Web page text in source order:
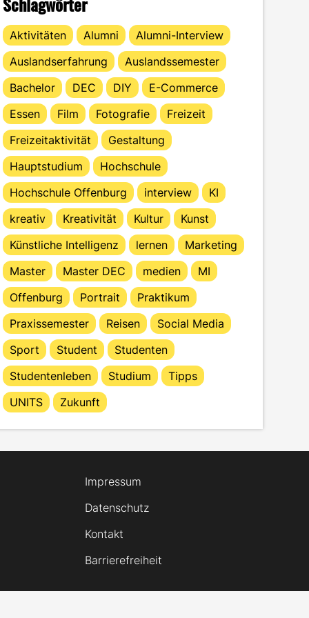
Aktivitäten Alumni
Alumni-Interview
Auslandserfahrung
Auslandssemester
Bachelor
DEC DIY
E-Commerce
Essen
Film Fotografie
Freizeit
Freizeitaktivität
Gestaltung
Hauptstudium
Hochschule
Hochschule Offenburg
interview
KI
kreativ
Kreativität Kultur
Kunst
Künstliche Intelligenz
lernen
Marketing
Master
Master DEC medien
MI
Offenburg
Portrait
Praktikum
Praxissemester
Reisen
Social Media
Sport
Student
Studenten
Studentenleben
Studium
Tipps
UNITS
Zukunft
Impressum
Datenschutz
Kontakt
Barrierefreiheit